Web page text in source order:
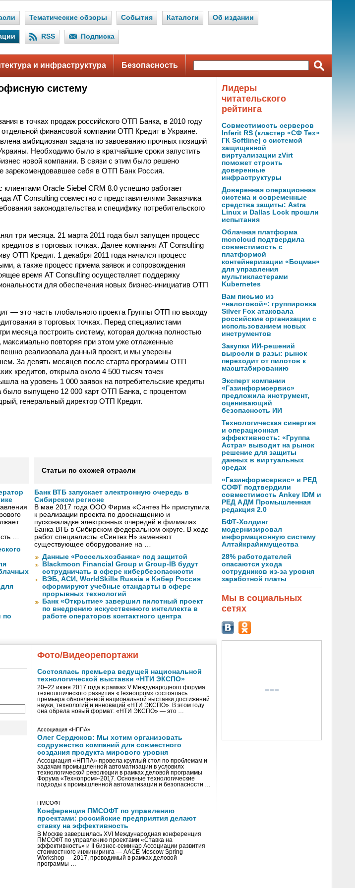
Тематические обзоры События Каталоги Об издании
RSS Подписка
и инфраструктура Безопасность
систему
в точках продаж российского ОТП Банка, в 2010 году
финансовой компании ОТП Кредит в Украине.
амбициозная задача по завоеванию прочных позиций
Необходимо было в кратчайшие сроки запустить
новой компании. В связи с этим было решено
зарекомендовавшее себя в ОТП Банк Россия.
Oracle Siebel CRM 8.0 успешно работает
AT Consulting совместно с представителями Заказчика
законодательства и специфику потребительского
три месяца. 21 марта 2011 года был запущен процесс
в торговых точках. Далее компания AT Consulting
ОТП Кредит. 1 декабря 2011 года начался процесс
а также процесс приема заявок и сопровождения
время AT Consulting осуществляет поддержку
для обеспечения новых бизнес-инициатив ОТП
— это часть глобального проекта Группы ОТП по выходу
в торговых точках. Перед специалистами
месяца построить систему, которая должна полностью
максимально повторяя при этом уже отлаженные
реализовала данный проект, и мы уверены
За девять месяцев после старта программы ОТП
кредитов, открыла около 4 500 тысяч точек
на уровень 1 000 заявок на потребительские кредиты
было выпущено 12 000 карт ОТП Банка, с процентом
генеральный директор ОТП Кредит.
…
по
Статьи по схожей отрасли
Банк ВТБ запускает электронную очередь в
Сибирском регионе
В мае 2017 года ООО Фирма «Синтез Н» приступила
к реализации проекта по дооснащению и
пусконаладке электронных очередей в филиалах
Банка ВТБ в Сибирском федеральном округе. В ходе
работ специалисты «Синтез Н» заменяют
существующее оборудование на …
Данные «Россельхозбанка» под защитой
Blackmoon Financial Group и Group-IB будут
сотрудничать в сфере кибербезопасности
ВЭБ, АСИ, WorldSkills Russia и Кибер Россия
сформируют учебные стандарты в сфере
прорывных технологий
Банк «Открытие» завершил пилотный проект
по внедрению искусственного интеллекта в
работе операторов контактного центра
Фото/Видеорепортажи
Состоялась премьера ведущей национальной
технологической выставки «НТИ ЭКСПО»
20–22 июня 2017 года в рамках V Международного форума
технологического развития «Технопром» состоялась
премьера обновленной национальной выставки достижений
науки, технологий и инноваций «НТИ ЭКСПО». В этом году
она обрела новый формат: «НТИ ЭКСПО» — это …
Ассоциация «НППА»
Олег Сердюков: Мы хотим организовать
содружество компаний для совместного
создания продукта мирового уровня
Ассоциация «НППА» провела круглый стол по проблемам и
задачам промышленной автоматизации в условиях
технологической революции в рамках деловой программы
Форума «Технопром»-2017. Основные технологические
подходы к промышленной автоматизации и безопасности …
ПМСОФТ
Конференция ПМСОФТ по управлению
проектами: российские предприятия делают
ставку на эффективность
В Москве завершилась XVI Международная конференция
ПМСОФТ по управлению проектами «Ставка на
эффективность» и II бизнес-семинар Ассоциации развития
стоимостного инжиниринга — AACE Moscow Spring
Workshop — 2017, проводимый в рамках деловой
программы …
Лидеры
читательского
рейтинга
Совместимость серверов
Inferit RS (кластер «СФ Тех»
ГК Softline) с системой
защищенной
виртуализации zVirt
поможет строить
доверенные
инфраструктуры
Доверенная операционная
система и современные
средства защиты: Astra
Linux и Dallas Lock прошли
испытания
Облачная платформа
moncloud подтвердила
совместимость с
платформой
контейнеризации «Боцман»
для управления
мультикластерами
Kubernetes
Вам письмо из
«налоговой»: группировка
Silver Fox атаковала
российские организации с
использованием новых
инструментов
Закупки ИИ-решений
выросли в разы: рынок
переходит от пилотов к
масштабированию
Эксперт компании
«Газинформсервис»
предложила инструмент,
оценивающий
безопасность ИИ
Технологическая синергия
и операционная
эффективность: «Группа
Астра» выводит на рынок
решение для защиты
данных в виртуальных
средах
«Газинформсервис» и РЕД
СОФТ подтвердили
совместимость Ankey IDM и
РЕД АДМ Промышленная
редакция 2.0
БФТ-Холдинг
модернизировал
информационную систему
Алтайкрайимущества
28% работодателей
опасаются ухода
сотрудников из-за уровня
заработной платы
Мы в социальных
сетях